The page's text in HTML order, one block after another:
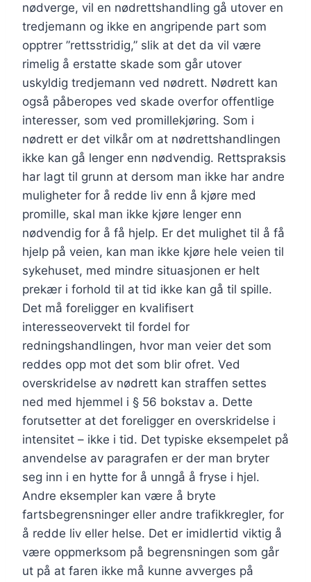
nødverge, vil en nødrettshandling gå utover en
tredjemann og ikke en angripende part som
opptrer ”rettsstridig,” slik at det da vil være
rimelig å erstatte skade som går utover
uskyldig tredjemann ved nødrett. Nødrett kan
også påberopes ved skade overfor offentlige
interesser, som ved promillekjøring. Som i
nødrett er det vilkår om at nødrettshandlingen
ikke kan gå lenger enn nødvendig. Rettspraksis
har lagt til grunn at dersom man ikke har andre
muligheter for å redde liv enn å kjøre med
promille, skal man ikke kjøre lenger enn
nødvendig for å få hjelp. Er det mulighet til å få
hjelp på veien, kan man ikke kjøre hele veien til
sykehuset, med mindre situasjonen er helt
prekær i forhold til at tid ikke kan gå til spille.
Det må foreligger en kvalifisert
interesseovervekt til fordel for
redningshandlingen, hvor man veier det som
reddes opp mot det som blir ofret. Ved
overskridelse av nødrett kan straffen settes
ned med hjemmel i § 56 bokstav a. Dette
forutsetter at det foreligger en overskridelse i
intensitet – ikke i tid. Det typiske eksempelet på
anvendelse av paragrafen er der man bryter
seg inn i en hytte for å unngå å fryse i hjel.
Andre eksempler kan være å bryte
fartsbegrensninger eller andre trafikkregler, for
å redde liv eller helse. Det er imidlertid viktig å
være oppmerksom på begrensningen som går
ut på at faren ikke må kunne avverges på